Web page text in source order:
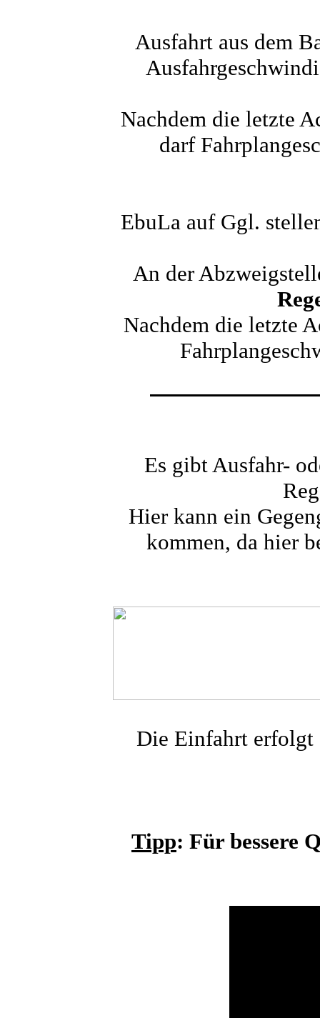
Ausfahrt aus dem
Nachdem die letzte
darf
EbuLa auf Ggl.
An der
Nachdem die letzte
Es gibt Ausfahr-
Hier kann ein
kommen, da hier
Die Einfahrt erfolgt
Tipp: Für bessere